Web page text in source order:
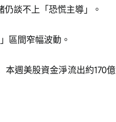
談不上「恐慌主導」。
區間窄幅波動。
週美股資金淨流出約170億